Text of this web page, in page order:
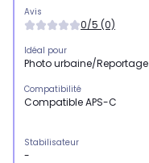
Avis
0/5 (0)
Idéal pour
Photo urbaine/Reportage
Compatibilité
Compatible APS-C
Stabilisateur
-